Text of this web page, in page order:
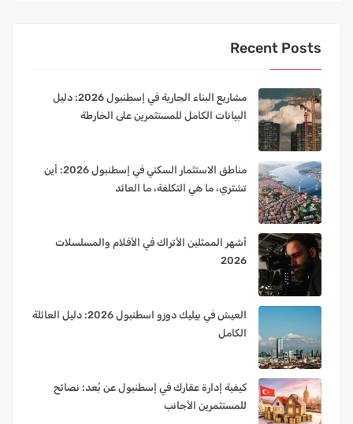
Recent Posts
مشاريع البناء الجارية في إسطنبول 2026: دليل
البيانات الكامل للمستثمرين على الخارطة
مناطق الاستثمار السكني في إسطنبول 2026: أين
تشتري، ما هي التكلفة، ما العائد
أشهر الممثلين الأتراك في الأفلام والمسلسلات
2026
العيش في بيليك دوزو اسطنبول 2026: دليل العائلة
الكامل
كيفية إدارة عقارك في إسطنبول عن بُعد: نصائح
للمستثمرين الأجانب